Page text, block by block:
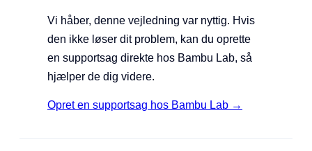
Vi håber, denne vejledning var nyttig. Hvis
den ikke løser dit problem, kan du oprette
en supportsag direkte hos Bambu Lab, så
hjælper de dig videre.
Opret en supportsag hos Bambu Lab →